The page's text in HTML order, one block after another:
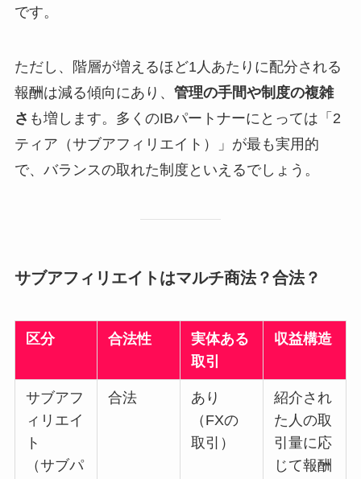
です。
ただし、階層が増えるほど1人あたりに配分される
報酬は減る傾向にあり、 管理の手間や制度の複雑
さ も増します。多くのIBパートナーにとっては「2
ティア（サブアフィリエイト）」が最も実用的
で、バランスの取れた制度といえるでしょう。
サブアフィリエイトはマルチ商法？合法？
区分 合法性
実体ある
取引
収益構造
サブアフ
ィリエイ
ト
（サブパ
合法
あり
（FXの
取引）
紹介され
た人の取
引量に応
じて報酬